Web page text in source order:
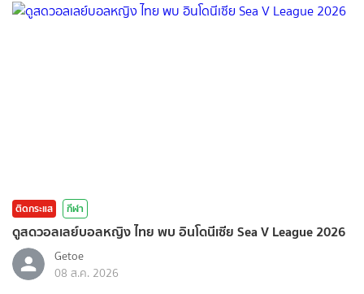
ติดกระแส กีฬา
ดูสดวอลเลย์บอลหญิง ไทย พบ อินโดนีเซีย Sea V League 2026
Getoe
08 ส.ค. 2026